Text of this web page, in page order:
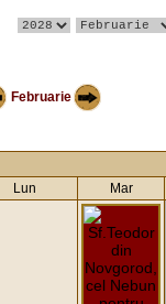
Februarie
Lun Mar